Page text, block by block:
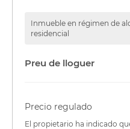
Inmueble en régimen de
residencial
Preu de lloguer
Precio regulado
El propietario ha indicado